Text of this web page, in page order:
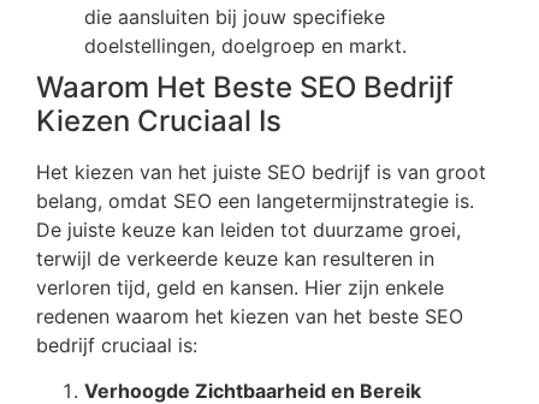
die aansluiten bij jouw specifieke
doelstellingen, doelgroep en markt.
Waarom Het Beste SEO Bedrijf
Kiezen Cruciaal Is
Het kiezen van het juiste SEO bedrijf is van groot
belang, omdat SEO een langetermijnstrategie is.
De juiste keuze kan leiden tot duurzame groei,
terwijl de verkeerde keuze kan resulteren in
verloren tijd, geld en kansen. Hier zijn enkele
redenen waarom het kiezen van het beste SEO
bedrijf cruciaal is:
Verhoogde Zichtbaarheid en Bereik